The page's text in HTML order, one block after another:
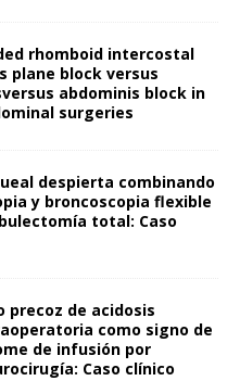
rhomboid intercostal
plane block versus
abdominis block in
surgeries
despierta combinando
y broncoscopia flexible
total: Caso
precoz de acidosis
como signo de
de infusión por
Caso clínico